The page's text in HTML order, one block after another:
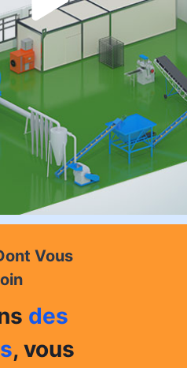
Vous
des
, vous